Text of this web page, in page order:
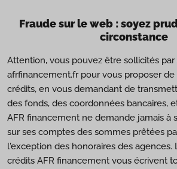
Fraude sur le web : soyez
circonstance
Attention, vous pouvez être sollicités
afrfinancement.fr pour vous proposer
crédits, en vous demandant de
des fonds, des coordonnées bancaires,
AFR financement ne demande jamais à
sur ses comptes des sommes prêtées
l'exception des honoraires des agences.
crédits AFR financement vous écrivent